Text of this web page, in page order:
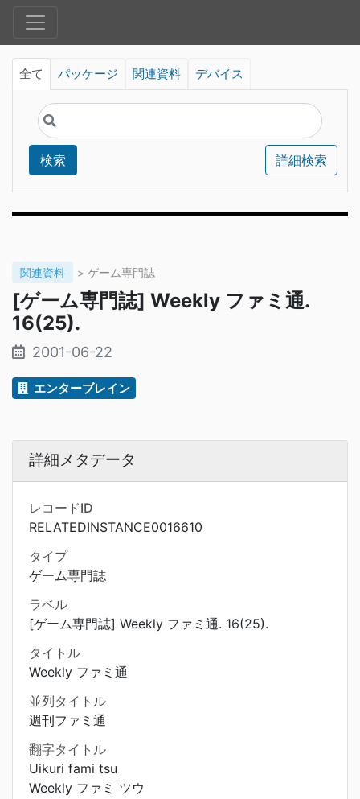
全て パッケージ 関連資料 デバイス
検索 詳細検索
関連資料 > ゲーム専門誌
[ゲーム専門誌] Weekly ファミ通.
16(25).
2001-06-22
エンターブレイン
詳細メタデータ
レコードID
RELATEDINSTANCE0016610
タイプ
ゲーム専門誌
ラベル
[ゲーム専門誌] Weekly ファミ通. 16(25).
タイトル
Weekly ファミ通
並列タイトル
週刊ファミ通
翻字タイトル
Uikuri fami tsu
Weekly ファミ ツウ